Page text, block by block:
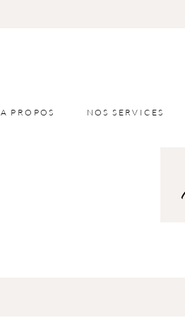
A PROPOS NOS SERVICES